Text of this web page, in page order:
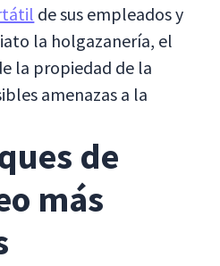
de sus empleados y
la holgazanería, el
la propiedad de la
amenazas a la
de
más